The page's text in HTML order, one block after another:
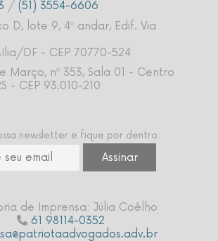
/ (51) 3554-6606
D, lote 9, 4º andar, Edif. Via
DF - CEP 70770-524
Março, nº 353, Sala 01 - Centro
- CEP 93.010-210
newsletter e fique por dentro:
de Imprensa: Júlia Coêlho
61 98114-0352